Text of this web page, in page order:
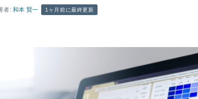
者:和本 賢一 1ヶ月前に最終更新